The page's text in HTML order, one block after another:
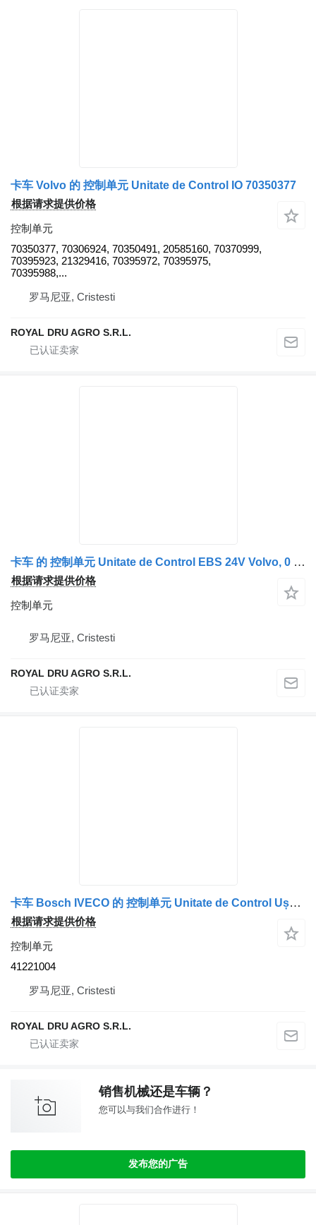
卡车 Volvo 的 控制单元 Unitate de Control IO 70350377
根据请求提供价格
控制单元
70350377, 70306924, 70350491, 20585160, 70370999,
70395923, 21329416, 70395972, 70395975,
70395988,...
罗马尼亚, Cristesti
ROYAL DRU AGRO S.R.L.
卡车 的 控制单元 Unitate de Control EBS 24V Volvo, 0 486 106 063, , Made in Hunga
根据请求提供价格
控制单元
罗马尼亚, Cristesti
ROYAL DRU AGRO S.R.L.
卡车 Bosch IVECO 的 控制单元 Unitate de Control Ușă 410006 27-95L 41221004
根据请求提供价格
控制单元
41221004
罗马尼亚, Cristesti
ROYAL DRU AGRO S.R.L.
销售机械还是车辆？
您可以与我们合作进行！
发布您的广告